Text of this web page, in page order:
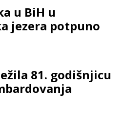
u BiH u
jezera potpuno
81. godišnjicu